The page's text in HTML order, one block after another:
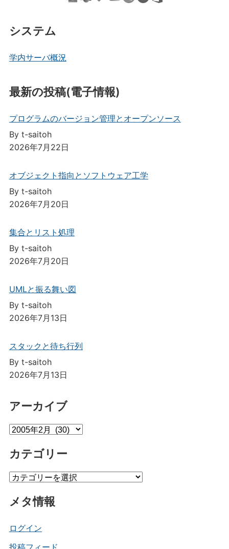
システム
学内サーバ概況
最新の投稿(電子情報)
プログラムのバージョン管理とオープンソース
By t-saitoh
2026年7月22日
オブジェクト指向とソフトウェア工学
By t-saitoh
2026年7月20日
集合とリスト処理
By t-saitoh
2026年7月20日
UMLと振る舞い図
By t-saitoh
2026年7月13日
スタックと待ち行列
By t-saitoh
2026年7月13日
アーカイブ
ア
カ
ブ
カテゴリー
カ
ゴ
ー
メタ情報
ログイン
投稿フィード